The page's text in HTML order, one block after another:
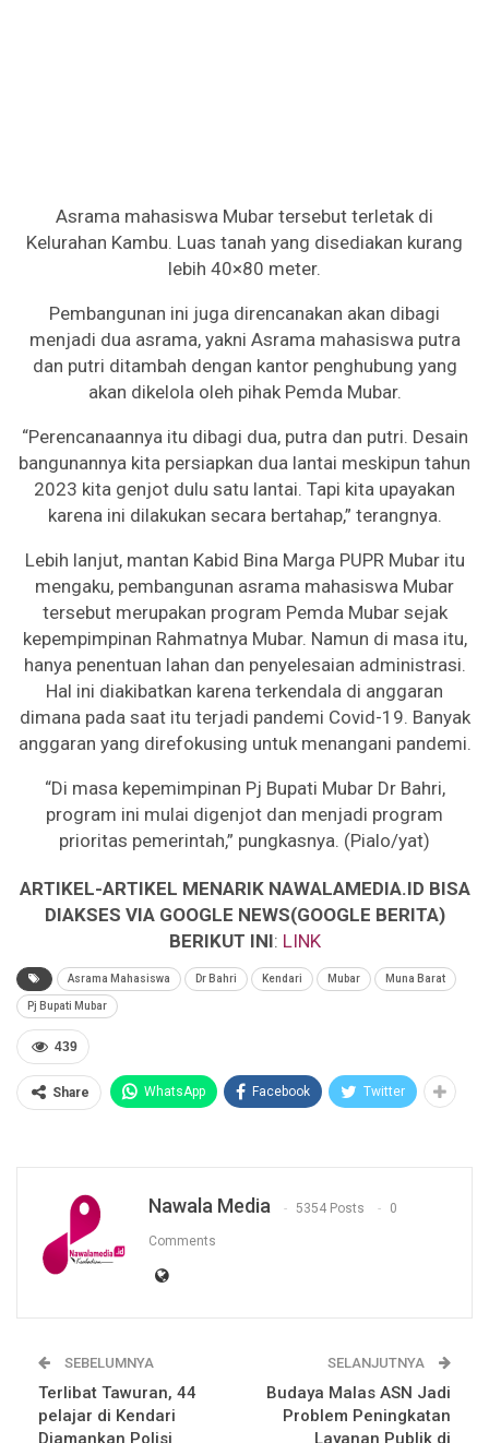
Asrama mahasiswa Mubar tersebut terletak di
Kelurahan Kambu. Luas tanah yang disediakan kurang
lebih 40×80 meter.
Pembangunan ini juga direncanakan akan dibagi
menjadi dua asrama, yakni Asrama mahasiswa putra
dan putri ditambah dengan kantor penghubung yang
akan dikelola oleh pihak Pemda Mubar.
“Perencanaannya itu dibagi dua, putra dan putri. Desain
bangunannya kita persiapkan dua lantai meskipun tahun
2023 kita genjot dulu satu lantai. Tapi kita upayakan
karena ini dilakukan secara bertahap,” terangnya.
Lebih lanjut, mantan Kabid Bina Marga PUPR Mubar itu
mengaku, pembangunan asrama mahasiswa Mubar
tersebut merupakan program Pemda Mubar sejak
kepempimpinan Rahmatnya Mubar. Namun di masa itu,
hanya penentuan lahan dan penyelesaian administrasi.
Hal ini diakibatkan karena terkendala di anggaran
dimana pada saat itu terjadi pandemi Covid-19. Banyak
anggaran yang direfokusing untuk menangani pandemi.
“Di masa kepemimpinan Pj Bupati Mubar Dr Bahri,
program ini mulai digenjot dan menjadi program
prioritas pemerintah,” pungkasnya. (Pialo/yat)
ARTIKEL-ARTIKEL MENARIK NAWALAMEDIA.ID BISA
DIAKSES VIA GOOGLE NEWS(GOOGLE BERITA)
BERIKUT INI: LINK
Asrama Mahasiswa Dr Bahri Kendari Mubar Muna Barat
Pj Bupati Mubar
439
Share WhatsApp Facebook Twitter
Nawala Media 5354 Posts 0
Comments
SEBELUMNYA
Terlibat Tawuran, 44
pelajar di Kendari
SELANJUTNYA
Budaya Malas ASN Jadi
Problem Peningkatan